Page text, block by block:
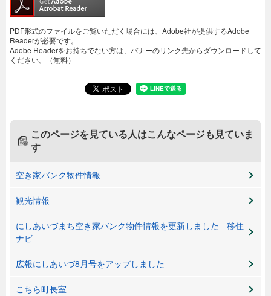
PDF形式のファイルをご覧いただく場合には、Adobe社が提供するAdobe
Readerが必要です。
Adobe Readerをお持ちでない方は、バナーのリンク先からダウンロードして
ください。（無料）
このページを見ている人はこんなページも見ていま
す
空き家バンク物件情報
観光情報
にしあいづまち空き家バンク物件情報を更新しました - 移住
ナビ
広報にしあいづ8月号をアップしました
こちら町長室